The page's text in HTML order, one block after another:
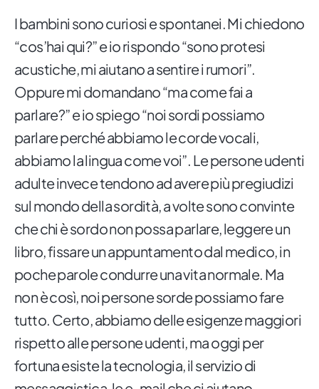
I bambini sono curiosi e spontanei. Mi chiedono
“cos’hai qui?” e io rispondo “sono protesi
acustiche, mi aiutano a sentire i rumori”.
Oppure mi domandano “ma come fai a
parlare?” e io spiego “noi sordi possiamo
parlare perché abbiamo le corde vocali,
abbiamo la lingua come voi”. Le persone udenti
adulte invece tendono ad avere più pregiudizi
sul mondo della sordità, a volte sono convinte
che chi è sordo non possa parlare, leggere un
libro, fissare un appuntamento dal medico, in
poche parole condurre una vita normale. Ma
non è così, noi persone sorde possiamo fare
tutto. Certo, abbiamo delle esigenze maggiori
rispetto alle persone udenti, ma oggi per
fortuna esiste la tecnologia, il servizio di